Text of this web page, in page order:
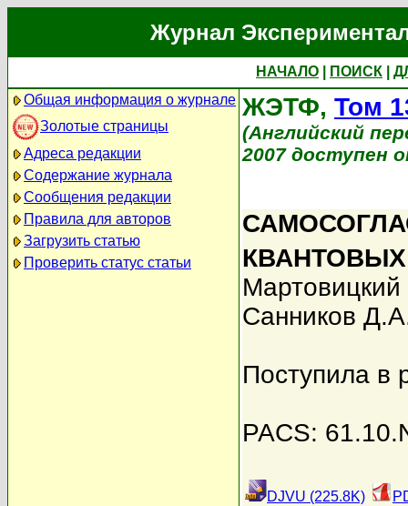
Журнал
НАЧАЛО ПОИСК
Общая информация о журнале
Золотые страницы
Адреса редакции
Содержание журнала
Сообщения редакции
Правила для авторов
Загрузить статью
Проверить статус статьи
ЖЭТФ, Том
(Английский
2007 доступен
Санников
Поступила в
PACS:
DJVU (225.8K)